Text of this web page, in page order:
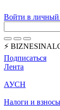
Войти в личный
⚡
Подписаться
Лента
АУСН
Налоги и взносы